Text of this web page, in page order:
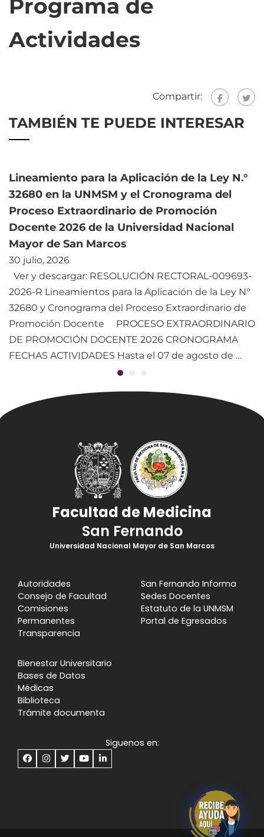
Programa de
Actividades
Compartir:
TAMBIÉN TE PUEDE INTERESAR
Lineamiento para la Aplicación de la Ley N.°
32680 en la UNMSM y el Cronograma del
Proceso Extraordinario de Promoción
Docente 2026 de la Universidad Nacional
Mayor de San Marcos
30 julio, 2026
Ver y descargar: RESOLUCIÓN RECTORAL-009693-
2026-R Lineamientos para la Aplicación de la Ley N°
32680 y Cronograma del Proceso Extraordinario de
Promoción Docente PROCESO EXTRAORDINARIO
DE PROMOCIÓN DOCENTE 2026 CRONOGRAMA
FECHAS ACTIVIDADES Hasta el 07 de agosto de …
Facultad de Medicina
San Fernando
Universidad Nacional Mayor de San Marcos
Autoridades
Consejo de Facultad
Comisiones
Permanentes
Transparencia
San Fernando Informa
Sedes Docentes
Estatuto de la UNMSM
Portal de Egresados
Bienestar Universitario
Bases de Datos
Médicas
Biblioteca
Trámite documenta
Siguenos en: